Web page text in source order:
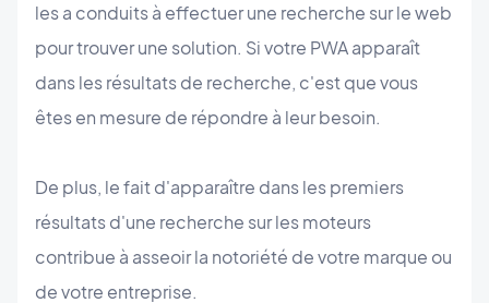
les a conduits à effectuer une recherche sur le web
pour trouver une solution. Si votre PWA apparaît
dans les résultats de recherche, c'est que vous
êtes en mesure de répondre à leur besoin.
De plus, le fait d'apparaître dans les premiers
résultats d'une recherche sur les moteurs
contribue à asseoir la notoriété de votre marque ou
de votre entreprise.